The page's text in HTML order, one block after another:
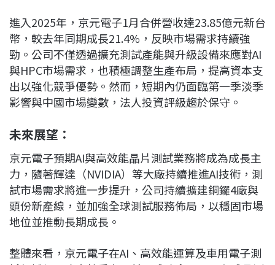
進入2025年，京元電子1月合併營收達23.85億元新台
幣，較去年同期成長21.4%，反映市場需求持續強
勁。公司不僅透過擴充測試產能與升級設備來應對AI
與HPC市場需求，也積極調整生產布局，提高資本支
出以強化競爭優勢。然而，短期內仍面臨第一季淡季
影響與中國市場變數，法人投資評級趨於保守。
未來展望：
京元電子預期AI與高效能晶片測試業務將成為成長主
力，隨著輝達（NVIDIA）等大廠持續推進AI技術，測
試市場需求將進一步提升，公司持續擴建銅鑼4廠與
頭份新產線，並加強全球測試服務佈局，以穩固市場
地位並推動長期成長。
整體來看，京元電子在AI、高效能運算及車用電子測